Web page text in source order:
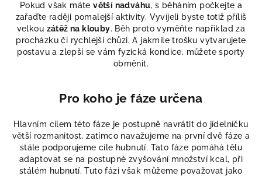
Pokud však máte větší nadváhu, s běháním počkejte a
zařaďte raději pomalejší aktivity. Vyvíjeli byste totiž příliš
velkou zátěž na klouby. Běh proto vyměňte například za
procházku či rychlejší chůzi. A jakmile trošku vytvarujete
postavu a zlepší se vám fyzická kondice, můžete sporty
obměnit.
Pro koho je fáze určena
Hlavním cílem této fáze je postupně navrátit do jídelníčku
větší rozmanitost, zatímco navažujeme na první dvě fáze a
stále podporujeme cíle hubnutí. Tato fáze pomáhá tělu
adaptovat se na postupné zvyšování množství kcal, při
stálém hubnutí. Tuto fázi však můžeme považovat jako